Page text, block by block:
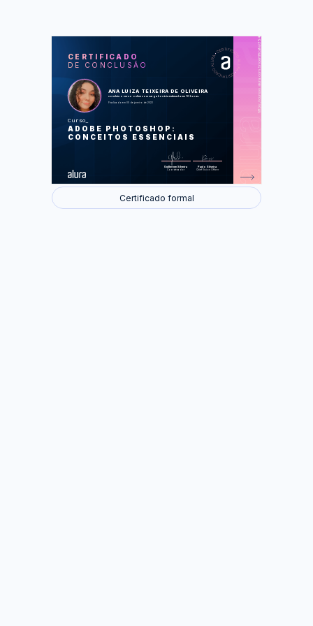
CERTIFICADO
DE CONCLUSÃO
ANA LUIZA TEIXEIRA DE OLIVEIRA
concluiu o curso online com carga horária estimada em 10 horas.
Finalizado em 05 de janeiro de 2022
Curso
ADOBE PHOTOSHOP:
CONCEITOS ESSENCIAIS
Guilherme Silveira
Coordenador
Paulo Silveira
Chief Vision Officer
https://cursos.alura.com.br/certificate/3541ec1e-cca9-4be6-b021-19d66745c32f
LAS
Apresentação do Photoshop
Preparação dos assets e
Criação de elementos
Tratamento e acabamento
Certificado formal